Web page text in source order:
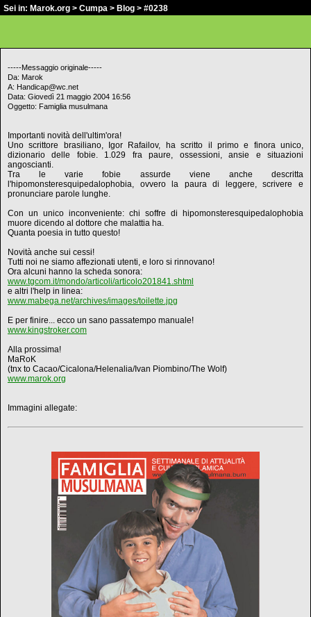
Sei in: Marok.org > Cumpa > Blog > #0238
-----Messaggio originale-----
Da: Marok
A: Handicap@wc.net
Data: Giovedì 21 maggio 2004 16:56
Oggetto: Famiglia musulmana
Importanti novità dell'ultim'ora!
Uno scrittore brasiliano, Igor Rafailov, ha scritto il primo e finora unico,
dizionario delle fobie. 1.029 fra paure, ossessioni, ansie e situazioni
angoscianti.
Tra le varie fobie assurde viene anche descritta
l'hipomonsteresquipedalophobia, ovvero la paura di leggere, scrivere e
pronunciare parole lunghe.
Con un unico inconveniente: chi soffre di hipomonsteresquipedalophobia
muore dicendo al dottore che malattia ha.
Quanta poesia in tutto questo!
Novità anche sui cessi!
Tutti noi ne siamo affezionati utenti, e loro si rinnovano!
Ora alcuni hanno la scheda sonora:
www.tgcom.it/mondo/articoli/articolo201841.shtml
e altri l'help in linea:
www.mabega.net/archives/images/toilette.jpg
E per finire... ecco un sano passatempo manuale!
www.kingstroker.com
Alla prossima!
MaRoK
(tnx to Cacao/Cicalona/Helenalia/Ivan Piombino/The Wolf)
www.marok.org
Immagini allegate: